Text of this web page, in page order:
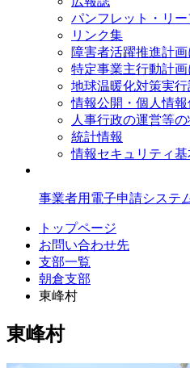
パンフレット・リー
リンク集
障害者活躍推進計画
特定事業主行動計画
地球温暖化対策実
情報公開・個人情
人事行政の運営等
統計情報
情報セキュリティ
事業者用電子申請システ
トップページ
お問い合わせ先
支部一覧
朝倉支部
東峰村
東峰村